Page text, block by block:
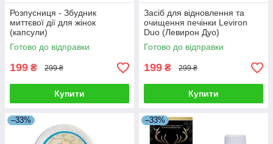
Розпусниця - Збудник
миттєвої дії для жінок
(капсули)
Готово до відправки
199 ₴ 299 ₴
Купити
Засіб для відновлення та
очищення печінки Leviron
Duo (Левирон Дуо)
Готово до відправки
199 ₴ 299 ₴
Купити
–33% –33%